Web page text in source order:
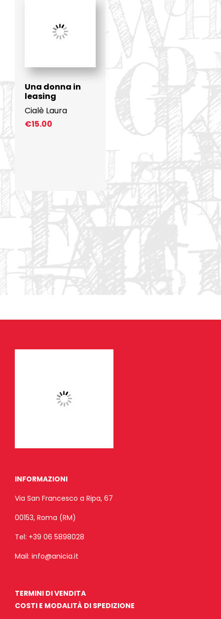
Una donna in
leasing
Cialè Laura
€15.00
INFORMAZIONI
Via San Francesco a Ripa, 67
00153, Roma (RM)
Tel: +39 06 5898028
Mail: info@anicia.it
TERMINI DI VENDITA
COSTI E MODALITÀ DI SPEDIZIONE